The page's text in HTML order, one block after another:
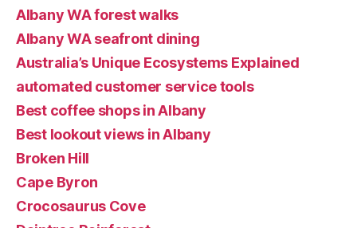
Albany WA forest walks
Albany WA seafront dining
Australia’s Unique Ecosystems Explained
automated customer service tools
Best coffee shops in Albany
Best lookout views in Albany
Broken Hill
Cape Byron
Crocosaurus Cove